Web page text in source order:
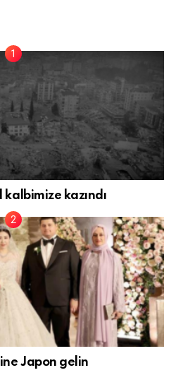
kalbimize kazındı
Japon gelin